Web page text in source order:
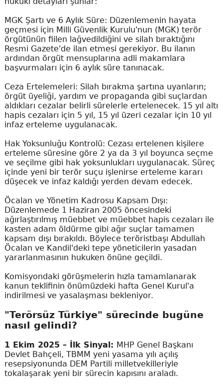
MGK Şartı ve 6 Aylık Süre: Düzenlemenin hayata
geçmesi için Milli Güvenlik Kurulu'nun (MGK) terör
örgütünün fiilen lağvedildiğini ve silah bıraktığını
Resmi Gazete'de ilan etmesi gerekiyor. Bu ilanın
ardından örgüt mensuplarına adli makamlara
başvurmaları için 6 aylık süre tanınacak.
Ceza Ertelemeleri: Silah bırakma şartına uyanların;
örgüt üyeliği, yardım ve propaganda gibi suçlardan
aldıkları cezalar belirli sürelerle ertelenecek. 15 yıl altı
hapis cezaları için 5 yıl, 15 yıl üzeri cezalar için 10 yıl
infaz erteleme uygulanacak.
Hak Yoksunluğu Kontrolü: Cezası ertelenen kişilere
erteleme süresine göre 2 ya da 3 yıl boyunca seçme
ve seçilme gibi hak yoksunlukları uygulanacak. Süreç
içinde yeni bir terör suçu işlenirse erteleme kararı
düşecek ve infaz kaldığı yerden devam edecek.
Öcalan ve Yönetim Kadrosu Kapsam Dışı:
Düzenlemede 1 Haziran 2005 öncesindeki
ağırlaştırılmış müebbet ve müebbet hapis cezaları ile
kasten adam öldürme gibi ağır suçlar tamamen
kapsam dışı bırakıldı. Böylece teröristbaşı Abdullah
Öcalan ve Kandil'deki tepe yöneticilerin yasadan
yararlanmasının hukuken önüne geçildi.
Komisyondaki görüşmelerin hızla tamamlanarak
kanun teklifinin önümüzdeki hafta Genel Kurul'a
indirilmesi ve yasalaşması bekleniyor.
"Terörsüz Türkiye" sürecinde bugüne
nasıl gelindi?
1 Ekim 2025 – İlk Sinyal: MHP Genel Başkanı
Devlet Bahçeli, TBMM yeni yasama yılı açılış
resepsiyonunda DEM Partili milletvekilleriyle
tokalaşarak yeni bir sürecin kapısını araladı.